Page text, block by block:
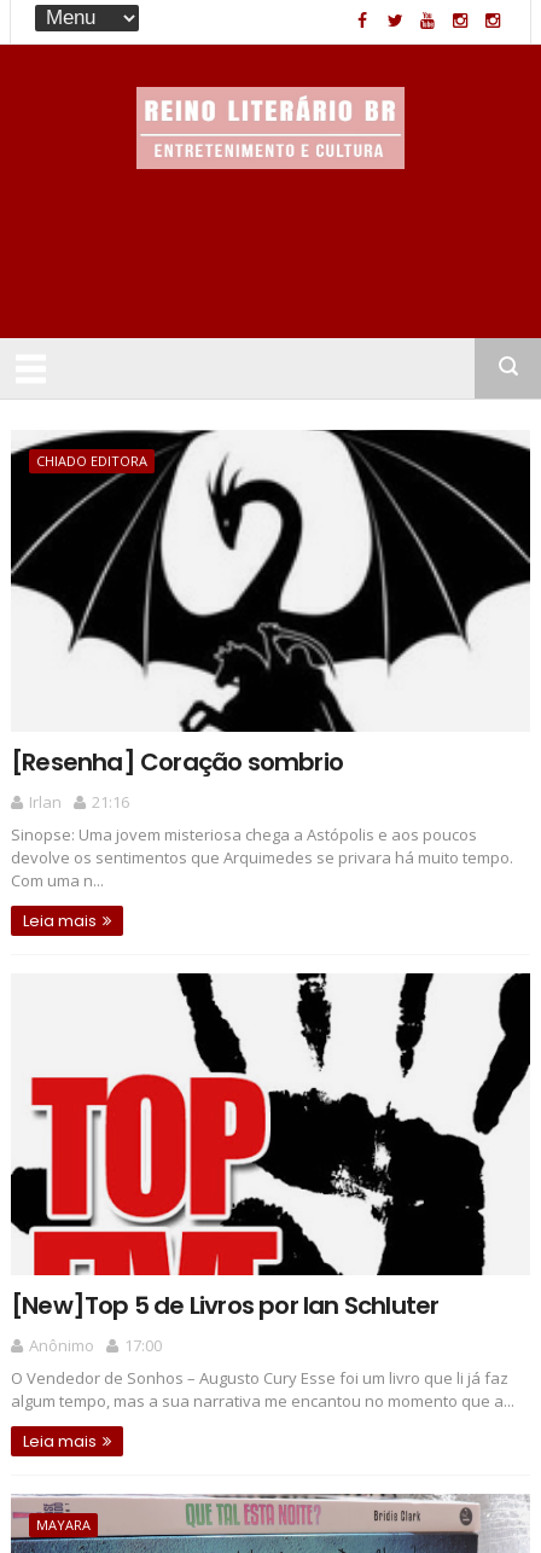
CHIADO EDITORA
[Resenha] Coração sombrio
Irlan
21:16
Sinopse: Uma jovem misteriosa chega a Astópolis e aos poucos
devolve os sentimentos que Arquimedes se privara há muito tempo.
Com uma n...
Leia mais
[New]Top 5 de Livros por Ian Schluter
Anônimo
17:00
O Vendedor de Sonhos – Augusto Cury Esse foi um livro que li já faz
algum tempo, mas a sua narrativa me encantou no momento que a...
Leia mais
MAYARA